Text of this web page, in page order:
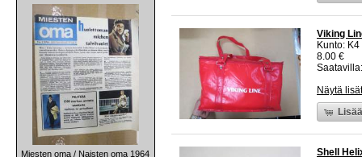
Miesten oma / Naisten oma 1964
Viking
Kunto:
8.00 €
Näytä
Shell